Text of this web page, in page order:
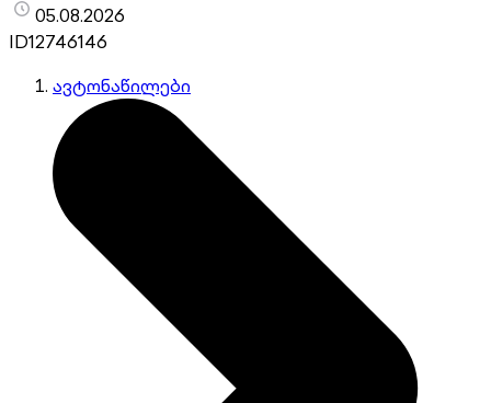
05.08.2026
ID12746146
ავტონაწილები